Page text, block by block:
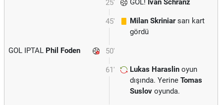
25' GOL! Ivan Schranz
45' Milan Skriniarsarı kart
gördü
50'
GOL IPTAL Phil Foden
61' Lukas Haraslin oyun
dışında. Yerine Tomas
Suslov oyunda.